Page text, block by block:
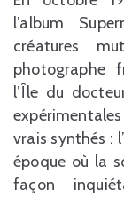
l’album
créatures
photographe
l’Île du
vrais synthés :
époque où la
façon